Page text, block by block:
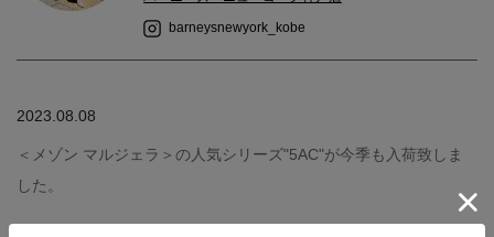
barneysnewyork_kobe
2023.08.08
＜メゾン マルジェラ＞の人気シリーズ"5AC"が今季も入荷致しま
した。